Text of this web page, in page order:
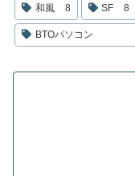
和風 8 SF 8
BTOパソコン